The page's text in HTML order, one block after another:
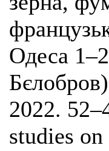
Одеса
2022.
studies